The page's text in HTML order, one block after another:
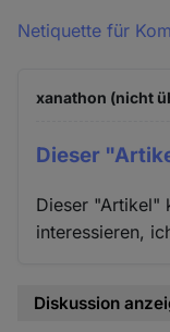
Netiquette für
xanathon (nicht
Dieser
Dieser "Artikel"
interessieren,
Diskussion